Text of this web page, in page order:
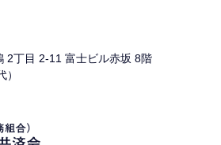
2丁目 2-11 富士ビル赤坂 8階